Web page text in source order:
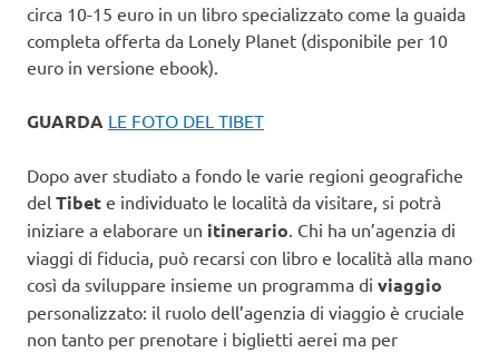
circa 10-15 euro in un libro specializzato come la guaida
completa offerta da Lonely Planet (disponibile per 10
euro in versione ebook).
GUARDA LE FOTO DEL TIBET
Dopo aver studiato a fondo le varie regioni geografiche
del Tibet e individuato le località da visitare, si potrà
iniziare a elaborare un itinerario. Chi ha un’agenzia di
viaggi di fiducia, può recarsi con libro e località alla mano
così da sviluppare insieme un programma di viaggio
personalizzato: il ruolo dell’agenzia di viaggio è cruciale
non tanto per prenotare i biglietti aerei ma per